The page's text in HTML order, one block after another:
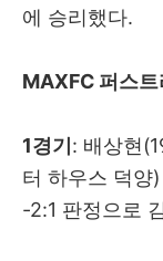
에 승리했다.
MAXFC 퍼스
1경기 : 배상현
터 하우스 덕양)
-2:1 판정으로